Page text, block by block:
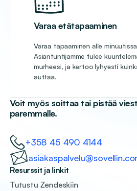
Varaa etätapaaminen
Varaa tapaaminen alle
Asiantuntijamme tulee
murheesi, ja kertoo lyhyesti
auttaa.
Voit myös soittaa tai pistää
paremmalle.
+358 45 490 4144
Resurssit ja linkit
Tutustu Zendeskiin